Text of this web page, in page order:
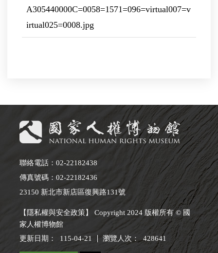
A305440000C=0058=1571=096=virtual007=v
irtual025=0008.jpg
聯絡電話：02-22182438
傳真號碼：02-22182436
23150 新北市新店區復興路131號
【隱私權與安全政策】 Copyright 2024 版權所有 © 國
家人權博物館
更新日期：
115-04-21 瀏覽人次： 428641